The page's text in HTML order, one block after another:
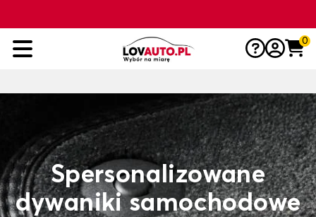
0
Spersonalizowane
dywaniki samochodowe